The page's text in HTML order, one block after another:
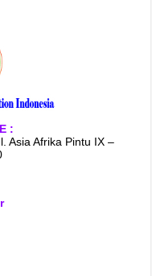
:
Asia Afrika Pintu IX –